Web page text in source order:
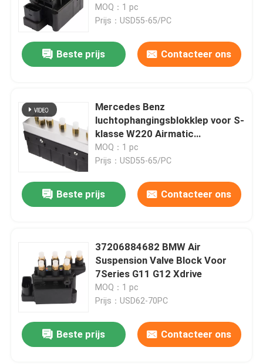
2123200358
MOQ：1 pc
Prijs：USD55-65/PC
Beste prijs Contacteer ons
Mercedes Benz
luchtophangingsblokklep voor S-
klasse W220 Airmatic
2203200258
MOQ：1 pc
Prijs：USD55-65/PC
Beste prijs Contacteer ons
37206884682 BMW Air
Suspension Valve Block Voor
7Series G11 G12 Xdrive
MOQ：1 pc
Prijs：USD62-70PC
Beste prijs Contacteer ons